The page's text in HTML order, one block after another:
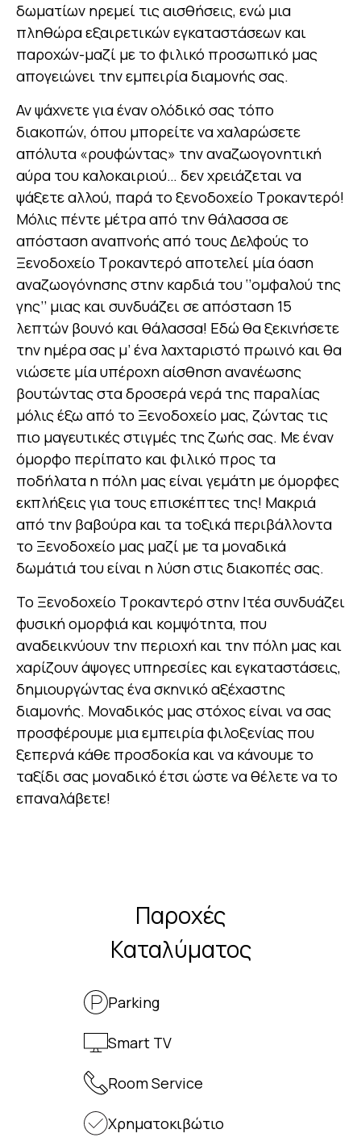
δωματίων ηρεμεί τις αισθήσεις, ενώ μια
πληθώρα εξαιρετικών εγκαταστάσεων και
παροχών-μαζί με το φιλικό προσωπικό μας
απογειώνει την εμπειρία διαμονής σας.
Αν ψάχνετε για έναν ολόδικό σας τόπο
διακοπών, όπου μπορείτε να χαλαρώσετε
απόλυτα «ρουφώντας» την αναζωογονητική
αύρα του καλοκαιριού… δεν χρειάζεται να
ψάξετε αλλού, παρά το ξενοδοχείο Τροκαντερό!
Μόλις πέντε μέτρα από την θάλασσα σε
απόσταση αναπνοής από τους Δελφούς το
Ξενοδοχείο Τροκαντερό αποτελεί μία όαση
αναζωογόνησης στην καρδιά του ‘’ομφαλού της
γης’’ μιας και συνδυάζει σε απόσταση 15
λεπτών βουνό και θάλασσα! Εδώ θα ξεκινήσετε
την ημέρα σας μ’ ένα λαχταριστό πρωινό και θα
νιώσετε μία υπέροχη αίσθηση ανανέωσης
βουτώντας στα δροσερά νερά της παραλίας
μόλις έξω από το Ξενοδοχείο μας, ζώντας τις
πιο μαγευτικές στιγμές της ζωής σας. Με έναν
όμορφο περίπατο και φιλικό προς τα
ποδήλατα η πόλη μας είναι γεμάτη με όμορφες
εκπλήξεις για τους επισκέπτες της! Μακριά
από την βαβούρα και τα τοξικά περιβάλλοντα
το Ξενοδοχείο μας μαζί με τα μοναδικά
δωμάτιά του είναι η λύση στις διακοπές σας.
Το Ξενοδοχείο Τροκαντερό στην Ιτέα συνδυάζει
φυσική ομορφιά και κομψότητα, που
αναδεικνύουν την περιοχή και την πόλη μας και
χαρίζουν άψογες υπηρεσίες και εγκαταστάσεις,
δημιουργώντας ένα σκηνικό αξέχαστης
διαμονής. Μοναδικός μας στόχος είναι να σας
προσφέρουμε μια εμπειρία φιλοξενίας που
ξεπερνά κάθε προσδοκία και να κάνουμε το
ταξίδι σας μοναδικό έτσι ώστε να θέλετε να το
επαναλάβετε!
Παροχές
Καταλύματος
Parking
Smart TV
Room Service
Χρηματοκιβώτιο